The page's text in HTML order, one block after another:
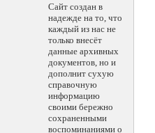
Сайт создан в
надежде на то, что
каждый из нас не
только внесёт
данные архивных
документов, но и
дополнит сухую
справочную
информацию
своими бережно
сохраненными
воспоминаниями о